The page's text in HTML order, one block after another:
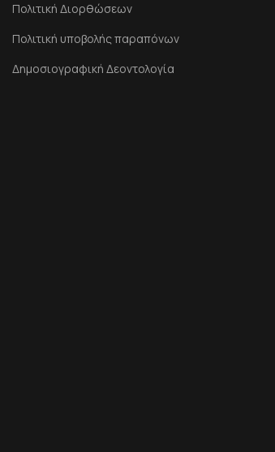
Πολιτική Διορθώσεων
Πολιτική υποβολής παραπόνων
Δημοσιογραφική Δεοντολογία